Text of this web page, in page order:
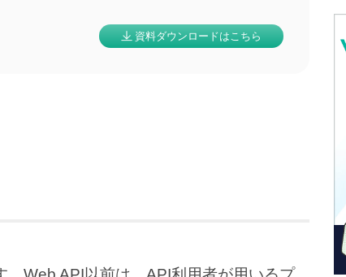
資料ダウンロード